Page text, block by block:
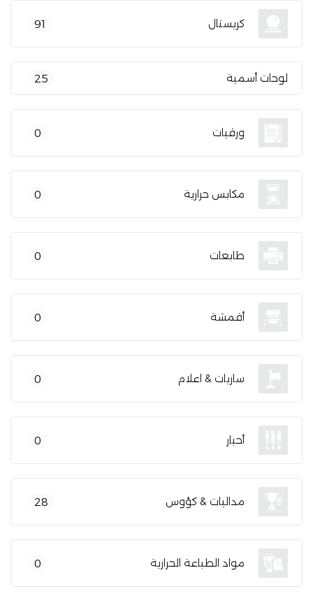
كريستال 91
لوحات أسمية 25
ورقيات 0
مكابس حرارية 0
طابعات 0
أقمشة 0
ساريات & اعلام 0
أحبار 0
مداليات & كؤوس 28
مواد الطباعة الحرارية 0